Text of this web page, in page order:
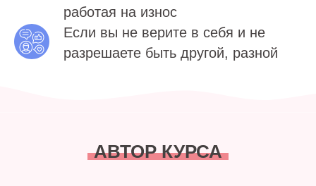
работая на износ
Если вы не верите в себя и не
разрешаете быть другой, разной
АВТОР КУРСА